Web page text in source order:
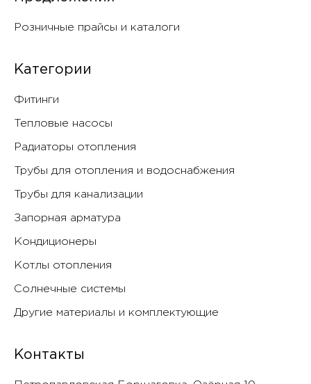
Розничные прайсы и каталоги
Категории
Фитинги
Тепловые насосы
Радиаторы отопления
Трубы для отопления и водоснабжения
Трубы для канализации
Запорная арматура
Кондиционеры
Котлы отопления
Солнечные системы
Другие материалы и комплектующие
Контакты